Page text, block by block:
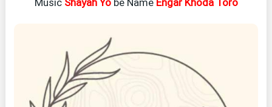
MusicShayah Yo be NameEngar Khoda Toro